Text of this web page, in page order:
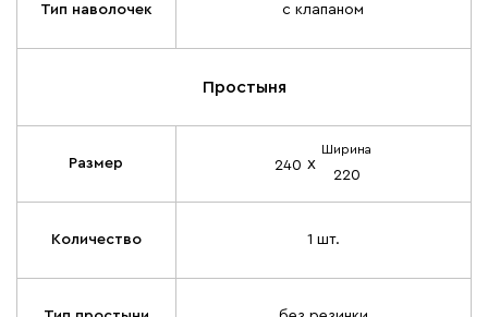
Тип наволочек с клапаном
Простыня
Размер 240 х
Ширина
220
Количество 1 шт.